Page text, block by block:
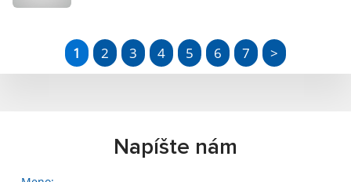
1 2 3 4 5 6 7 >
Napíšte nám